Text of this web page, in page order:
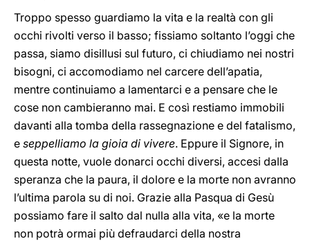
Troppo spesso guardiamo la vita e la realtà con gli
occhi rivolti verso il basso; fissiamo soltanto l’oggi che
passa, siamo disillusi sul futuro, ci chiudiamo nei nostri
bisogni, ci accomodiamo nel carcere dell’apatia,
mentre continuiamo a lamentarci e a pensare che le
cose non cambieranno mai. E così restiamo immobili
davanti alla tomba della rassegnazione e del fatalismo,
e seppelliamo la gioia di vivere. Eppure il Signore, in
questa notte, vuole donarci occhi diversi, accesi dalla
speranza che la paura, il dolore e la morte non avranno
l’ultima parola su di noi. Grazie alla Pasqua di Gesù
possiamo fare il salto dal nulla alla vita, «e la morte
non potrà ormai più defraudarci della nostra